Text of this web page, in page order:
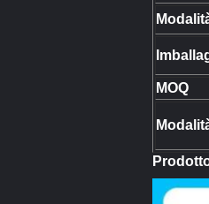
MOQ